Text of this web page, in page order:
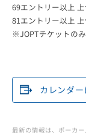
69エントリー以上
81エントリー以上
※JOPTチケットの
カレンダー
最新の情報は、ポーカ